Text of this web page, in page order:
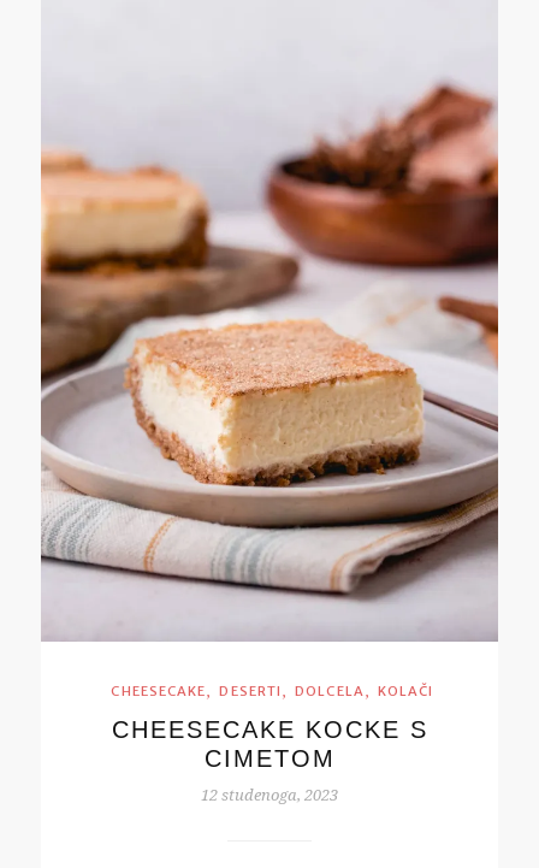
CHEESECAKE, DESERTI , DOLCELA , KOLAČI
CHEESECAKE KOCKE S
CIMETOM
12 studenoga, 2023